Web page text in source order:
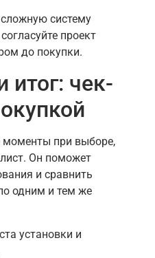
систему
проект
до покупки.
итог: чек-
при выборе,
лист. Он поможет
и сравнить
одним и тем же
установки и